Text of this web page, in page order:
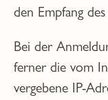
den Empfang
Bei der
ferner die vom
vergebene IP-